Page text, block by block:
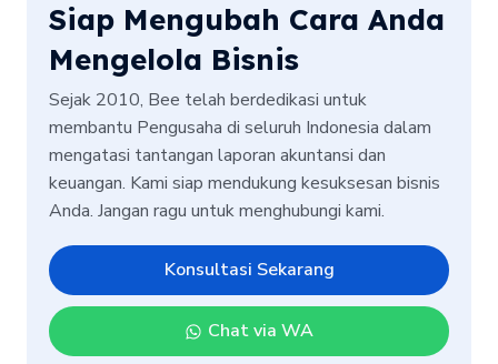
Siap Mengubah Cara Anda
Mengelola Bisnis
Sejak 2010, Bee telah berdedikasi untuk
membantu Pengusaha di seluruh Indonesia dalam
mengatasi tantangan laporan akuntansi dan
keuangan. Kami siap mendukung kesuksesan bisnis
Anda. Jangan ragu untuk menghubungi kami.
Konsultasi Sekarang
Chat via WA